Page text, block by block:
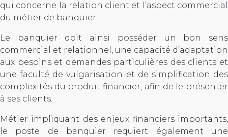
qui concerne la relation client et l’aspect commercial
du métier de banquier.
Le banquier doit ainsi posséder un bon sens
commercial et relationnel, une capacité d’adaptation
aux besoins et demandes particulières des clients et
une faculté de vulgarisation et de simplification des
complexités du produit financier, afin de le présenter
à ses clients.
Métier impliquant des enjeux financiers importants,
le poste de banquier requiert également une